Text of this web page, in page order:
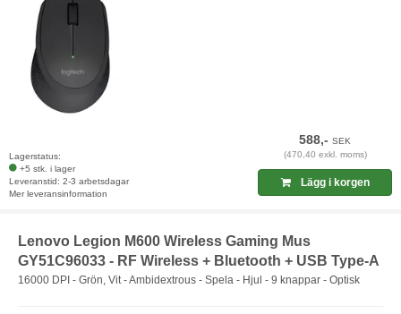
Lagerstatus:
+5 stk. i lager
Leveranstid: 2-3 arbetsdagar
Mer leveransinformation
588,-SEK
(470,40 exkl. moms)
Lägg i korgen
Lenovo Legion M600 Wireless Gaming Mus
GY51C96033 - RF Wireless + Bluetooth + USB Type-A
16000 DPI - Grön, Vit - Ambidextrous - Spela - Hjul - 9 knappar - Optisk